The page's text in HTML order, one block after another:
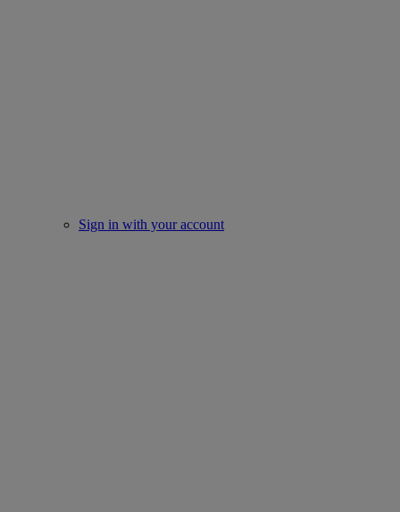
Sign in with your account